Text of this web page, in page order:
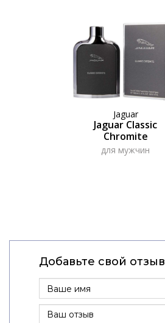
Jaguar
Jaguar Classic
Chromite
для мужчин
Добавьте свой отзыв